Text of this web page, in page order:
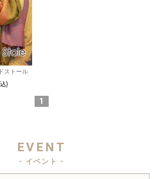
ストール
)
1
EVENT
- イベント -